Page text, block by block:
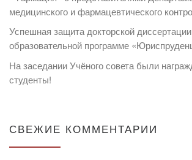
медицинского и фармацевтического
Успешная защита докторской
образовательной программе
На заседании Учёного совета были
студенты!
СВЕЖИЕ КОММЕНТАРИИ